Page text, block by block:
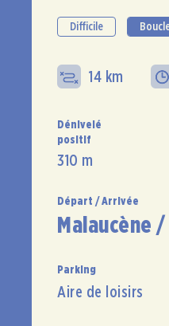
Difficile
14 km
Dénivelé
positif
310 m
Départ / Arrivée
Malaucène
Parking
Aire de loisirs
#